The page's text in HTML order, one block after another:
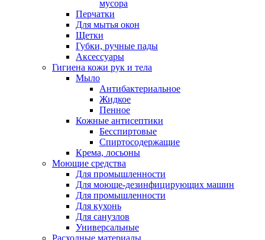
мусора
Перчатки
Для мытья окон
Щетки
Губки, ручные пады
Аксессуары
Гигиена кожи рук и тела
Мыло
Антибактериальное
Жидкое
Пенное
Кожные антисептики
Бесспиртовые
Cпиртосодержащие
Крема, лосьоны
Моющие средства
Для промышленности
Для моюще-дезинфицирующих машин
Для промышленности
Для кухонь
Для санузлов
Универсальные
Расходные материалы